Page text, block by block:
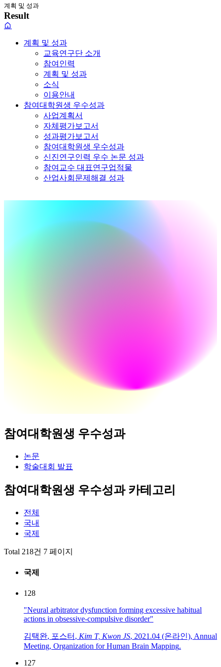
계획 및 성과
Result
계획 및 성과
교육연구단 소개
참여인력
계획 및 성과
소식
이용안내
참여대학원생 우수성과
사업계획서
자체평가보고서
성과평가보고서
참여대학원생 우수성과
신진연구인력 우수 논문 성과
참여교수 대표연구업적물
산업사회문제해결 성과
참여대학원생 우수성과
논문
학술대회 발표
참여대학원생 우수성과 카테고리
전체
국내
국제
Total 218건 7 페이지
국제
128
"Neural arbitrator dysfunction forming excessive habitual
actions in obsessive-compulsive disorder"
김택완, 포스터 , Kim T, Kwon JS, 2021.04 (온라인), Annual
Meeting, Organization for Human Brain Mapping.
127